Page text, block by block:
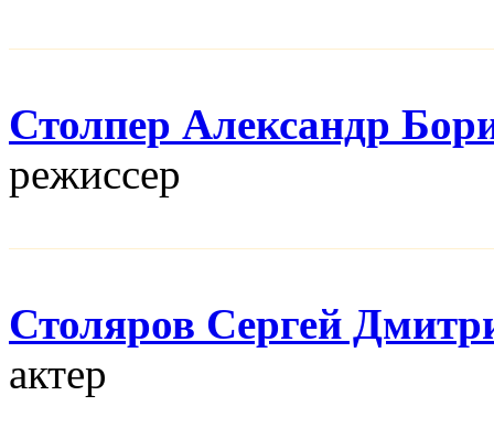
Столпер Александр
режисcер
Столяров Сергей
актер